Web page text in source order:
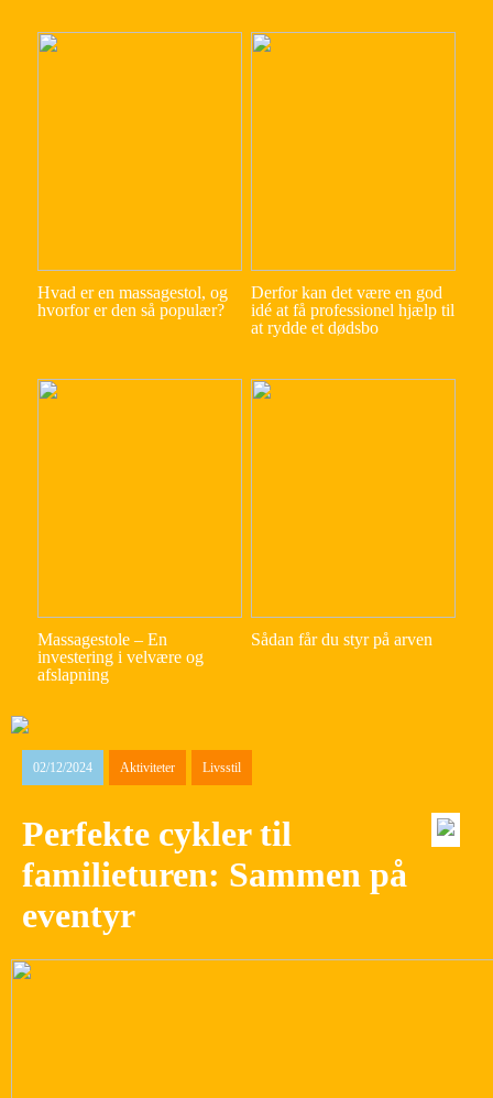
Hvad er en massagestol, og
hvorfor er den så populær?
Derfor kan det være en god
idé at få professionel hjælp til
at rydde et dødsbo
Massagestole – En
investering i velvære og
afslapning
Sådan får du styr på arven
02/12/2024 Aktiviteter Livsstil
Perfekte cykler til
familieturen: Sammen på
eventyr